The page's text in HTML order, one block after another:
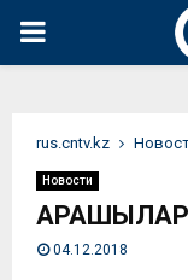
PRIMARY
rus.cntv.kz
Новости
04.12.2018